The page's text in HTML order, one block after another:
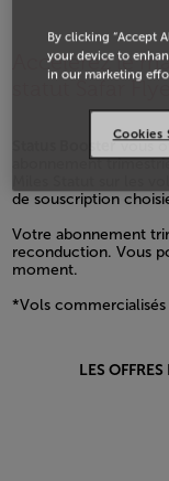
Accélérez le
statut Safar Flyer
Status Boostervous
abonnement
de souscription
Votre abonnement
reconduction. Vous
moment.
*Vols
LES
By clicking “Accept
your device to
in our marketing
Cookies